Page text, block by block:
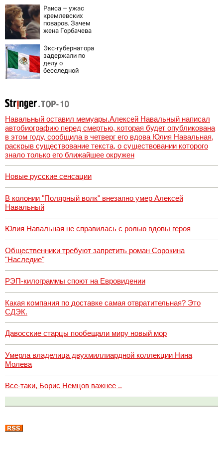
точность
попаданий по
объектам ВСУ
Раиса – ужас
кремлевских
поваров. Зачем
жена Горбачева
видов каши
каждое утро?
Экс-губернатора
задержали по
делу о
бесследной
Навальный оставил мемуары.Алексей Навальный написал
автобиографию перед смертью, которая будет опубликована
в этом году, сообщила в четверг его вдова Юлия Навальная,
раскрыв существование текста, о существовании которого
знало только его ближайшее окружен
Новые русские сенсации
В колонии "Полярный волк" внезапно умер Алексей
Навальный
Юлия Навальная не справилась с ролью вдовы героя
Общественники требуют запретить роман Сорокина
"Наследие"
РЭП-килограммы споют на Евровидении
Какая компания по доставке самая отвратительная? Это
СДЭК.
Давосские старцы пообещали миру новый мор
Умерла владелица двухмиллиардной коллекции Нина
Молева
Все-таки, Борис Немцов важнее ..